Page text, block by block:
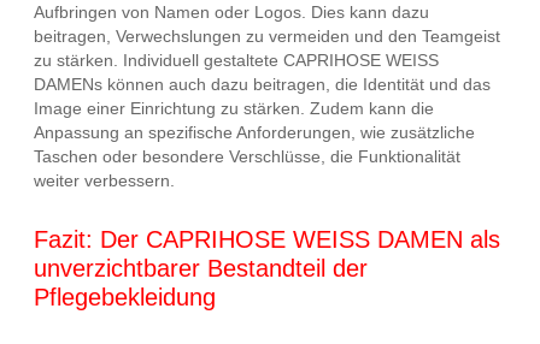
Aufbringen von Namen oder Logos. Dies kann dazu
beitragen, Verwechslungen zu vermeiden und den Teamgeist
zu stärken. Individuell gestaltete CAPRIHOSE WEISS
DAMENs können auch dazu beitragen, die Identität und das
Image einer Einrichtung zu stärken. Zudem kann die
Anpassung an spezifische Anforderungen, wie zusätzliche
Taschen oder besondere Verschlüsse, die Funktionalität
weiter verbessern.
Fazit: Der CAPRIHOSE WEISS DAMEN als
unverzichtbarer Bestandteil der
Pflegebekleidung